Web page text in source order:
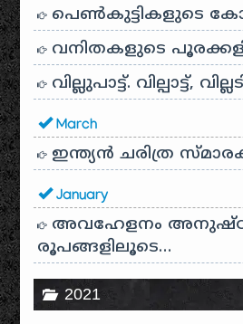
പെൺകുട്ടികളുടെ
വനിതകളുടെ
വില്ലുപാട്ട്. വില്പാട്ട്,
March
ഇന്ത്യൻ ചരിത്ര
January
അവഹേളനം
രൂപങ്ങളിലൂടെ…
2021